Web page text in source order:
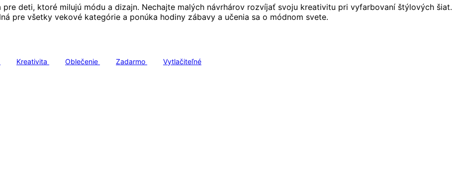
deti, ktoré milujú módu a dizajn. Nechajte malých návrhárov rozvíjať svoju kreativitu pri vyfarbovaní štýlových šiat.
pre všetky vekové kategórie a ponúka hodiny zábavy a učenia sa o módnom svete.
Kreativita Oblečenie Zadarmo Vytlačiteľné